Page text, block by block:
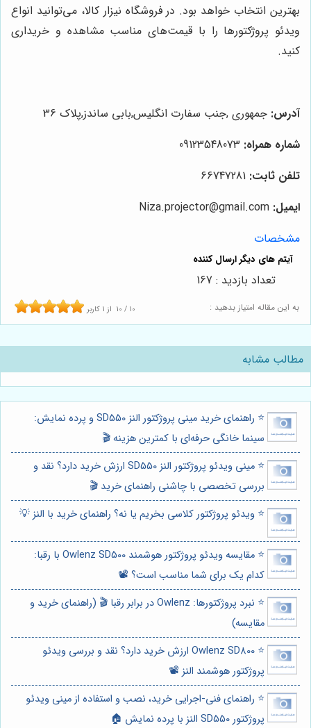
بهترین انتخاب خواهد بود. در فروشگاه نیزار کالا، می‌توانید انواع
ویدئو پروژکتورها را با قیمت‌های مناسب مشاهده و خریداری
کنید.
آدرس: جمهوری ,جنب سفارت انگلیس,بابی ساندز,پلاک 36
شماره همراه:
تلفن ثابت: 66747281
ایمیل: Niza.projector@gmail.com
مشخصات
به این مقاله امتیاز بدهید : 10 / 10 از 1 کاربر
تعداد بازدید : 167
مطالب مشابه
⭐️ راهنمای خرید مینی پروژکتور النز SD550 و پرده نمایش:
سینما خانگی حرفه‌ای با کمترین هزینه 🎬
⭐️ مینی ویدئو پروژکتور النز SD550 ارزش خرید دارد؟ نقد و
بررسی تخصصی با چاشنی راهنمای خرید 🎬
⭐️ ویدئو پروژکتور کلاسی بخریم یا نه؟ راهنمای خرید با النز 💡
⭐️ مقایسه ویدئو پروژکتور هوشمند Owlenz SD500 با رقبا:
کدام یک برای شما مناسب است؟ 📽️
⭐️ نبرد پروژکتورها: Owlenz در برابر رقبا 🎬 (راهنمای خرید و
مقایسه)
⭐️ Owlenz SD800 ارزش خرید دارد؟ نقد و بررسی ویدئو
پروژکتور هوشمند النز 📽️
⭐️ راهنمای فنی-اجرایی خرید، نصب و استفاده از مینی ویدئو
پروژکتور SD550 النز با پرده نمایش 🏠